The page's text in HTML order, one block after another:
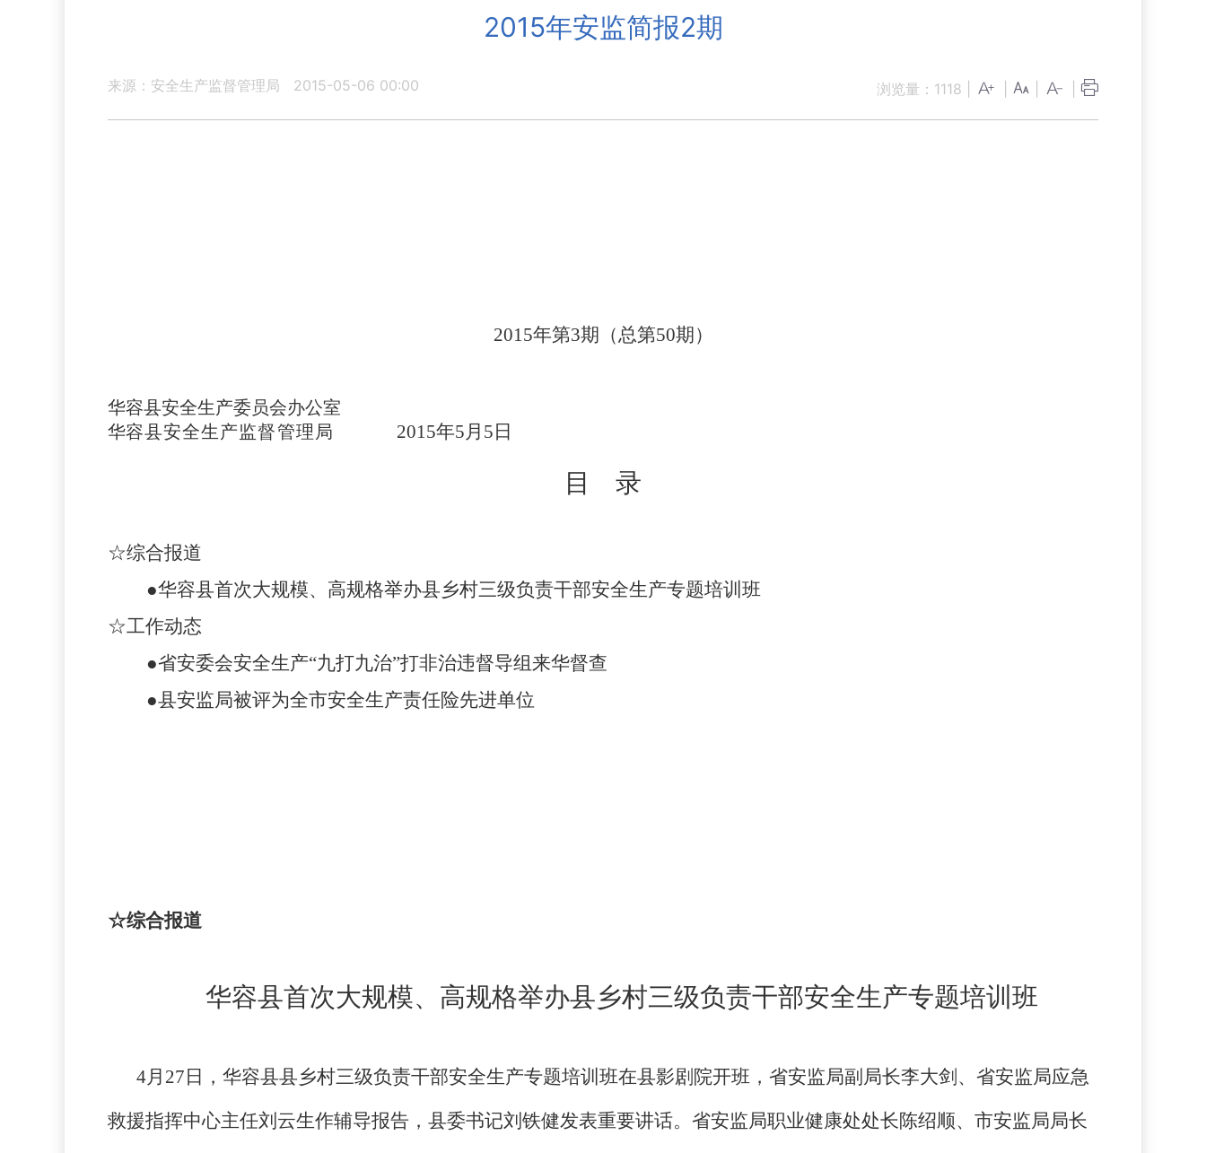
2015年安监简报2期
来源：安全生产监督管理局 2015-05-06 00:00 浏览量： 1118
2015年第3期（总第50期）
华容县安全生产委员会办公室
华容县安全生产监督管理局 2015年5月 5 日
目 录
☆综合报道
●华容县首次大规模、高规格举办县乡村三级负责干部安全生产专题培训班
☆工作动态
●省安委会安全生产“九打九治”打非治违督导组来华督查
●县安监局被评为全市安全生产责任险先进单位
☆综合报道
华容县首次大规模、高规格举办县乡村三级负责干部安全生产专题培训班
4月 27 日，华容县县乡村三级负责干部安全生产专题培训班在县影剧院开班，省安监局副局长李大剑、省安监局应急
救援指挥中心主任刘云生作辅导报告，县委书记刘铁健发表重要讲话。省安监局职业健康处处长陈绍顺、市安监局局长